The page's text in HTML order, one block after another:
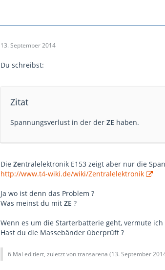
13. September 2014
Du schreibst:
Zitat
Spannungsverlust in der der ZE haben.
Die Zentralelektronik E153 zeigt aber nur die
http://www.t4-wiki.de/wiki/Zentralelektronik
Ja wo ist denn das Problem ?
Was meinst du mit ZE ?
Wenn es um die Starterbatterie geht, vermute
Hast du die Massebänder überprüft ?
6 Mal editiert, zuletzt von transarena (13. September